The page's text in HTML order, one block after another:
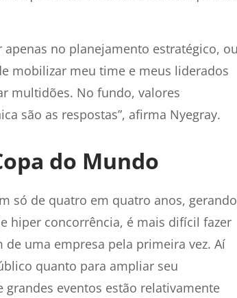
apenas no planejamento estratégico,
mobilizar meu time e meus liderados
multidões. No fundo, valores
são as respostas”, afirma Nyegray.
do Mundo
só de quatro em quatro anos, gerando
hiper concorrência, é mais difícil fazer
uma empresa pela primeira vez. Aí
quanto para ampliar seu
eventos estão relativamente